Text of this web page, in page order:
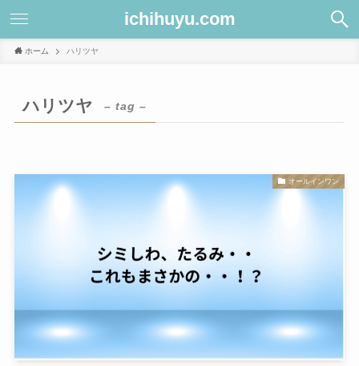
ichihuyu.com
ホーム ハリツヤ
ハリツヤ – tag –
オールインワン